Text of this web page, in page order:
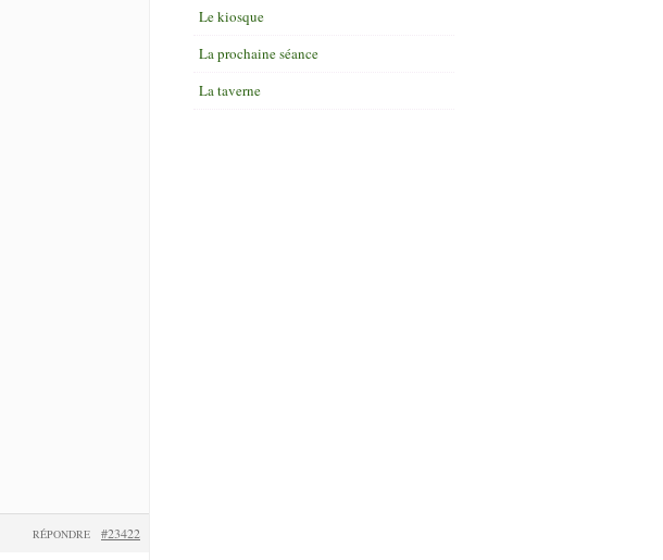
#23422
RÉPONDRE
Le kiosque
La prochaine séance
La taverne